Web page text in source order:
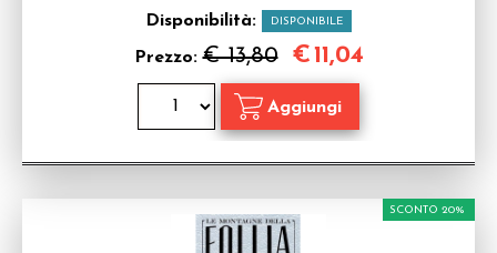
Disponibilità: DISPONIBILE
Prezzo:€ 13,80 €11,04
SCONTO 20%